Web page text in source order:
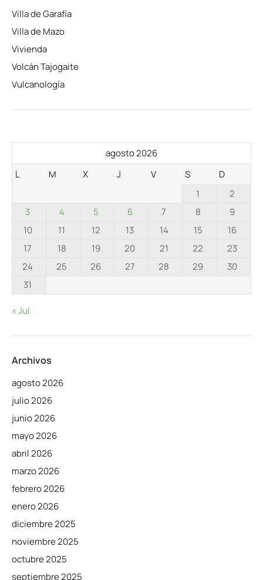
Villa de Garafía
Villa de Mazo
Vivienda
Volcán Tajogaite
Vulcanología
agosto 2026
L
M X J V S
D
1
2
3
4 5 6 7 8
9
10
11 12 13 14 15
16
17
18 19 20 21 22
23
24
25 26 27 28 29
30
31
« Jul
Archivos
agosto 2026
julio 2026
junio 2026
mayo 2026
abril 2026
marzo 2026
febrero 2026
enero 2026
diciembre 2025
noviembre 2025
octubre 2025
septiembre 2025